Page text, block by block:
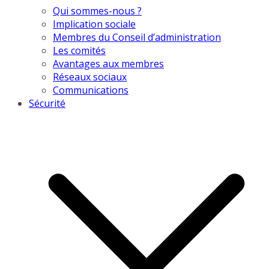
Qui sommes-nous ?
Implication sociale
Membres du Conseil d’administration
Les comités
Avantages aux membres
Réseaux sociaux
Communications
Sécurité